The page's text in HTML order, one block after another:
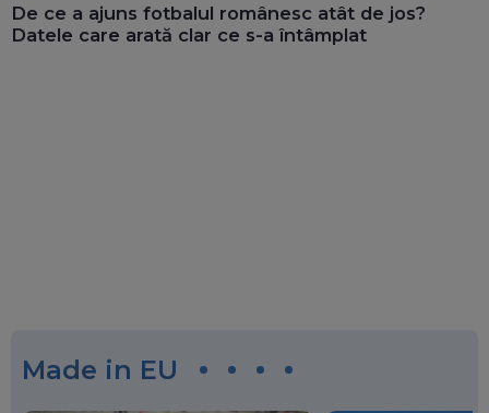
De ce a ajuns fotbalul românesc atât de jos?
Datele care arată clar ce s-a întâmplat
Made in EU